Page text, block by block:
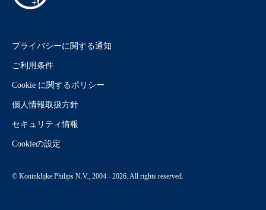
プライバシーに関する通知
ご利用条件
Cookie に関するポリシー
個人情報取扱方針
セキュリティ情報
Cookieの設定
© Koninklijke Philips N.V., 2004 - 2026. All rights reserved.